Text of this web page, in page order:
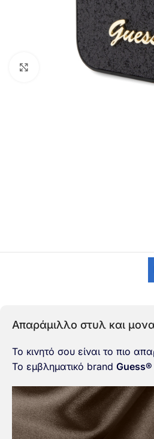
Click to enlarge
Απαράμιλλο στυλ και
Το κινητό σου είναι το πιο
Το εμβληματικό brand Guess®